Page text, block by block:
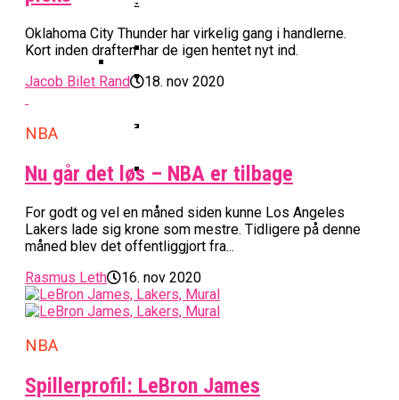
Cup Med Smalt Nederlag
Champions League
Danske Tobias Jensen Fik
Danske Tobias Jensen Skal Møde
Portland Trail Blazers I NBA-
Kamp
USA
Basketball-OL 2024: Se
Grupperne Og Sæt Krydser I Din
Kalender
Medie: Lebron James Vil Stå I
Spidsen For USA Ved OL 2024
Fremgang For 12. År I Træk
Oklahoma City Thunder har virkelig gang i handlerne.
Kort inden draften har de igen hentet nyt ind.
Jacob Bilet Rand
18. nov 2020
NBA
Nu går det løs – NBA er tilbage
For godt og vel en måned siden kunne Los Angeles
Lakers lade sig krone som mestre. Tidligere på denne
måned blev det offentliggjort fra...
Rasmus Leth
16. nov 2020
NBA
Spillerprofil: LeBron James